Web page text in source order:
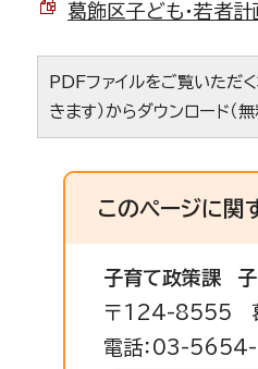
葛飾区子ども・若者計
PDFファイルをご覧いただ
きます）からダウンロード（無
このページに関
子育て政策課
〒124-8555
電話：03-